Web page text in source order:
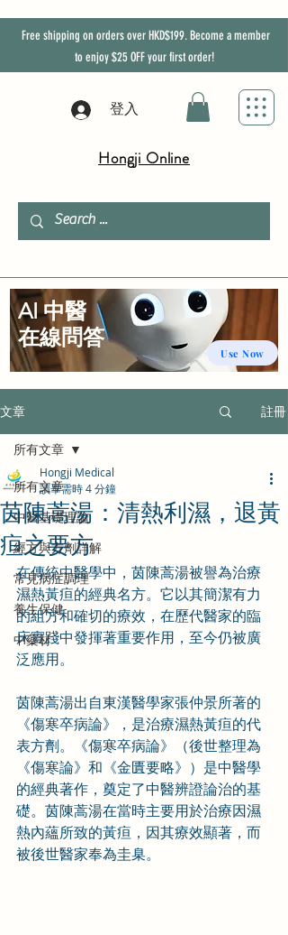
Free shipping on orders over HKD$199. Become a member
to enjoy$25 OFFyour first order!
登入
Hongji Online
文章 註冊
所有文章
中醫基礎理論
經方與方劑詳解
常見病症調理
養生保健
中藥材
所有文章
茵陳蒿湯：清熱利濕，退黃
疸之要方
Hongji Medical
讀畢需時 4 分鐘
在傳統中醫學中，茵陳蒿湯被譽為治療
濕熱黃疸的經典名方。它以其簡潔有力
的組方和確切的療效，在歷代醫家的臨
床實踐中發揮著重要作用，至今仍被廣
泛應用。
茵陳蒿湯出自東漢醫學家張仲景所著的
《傷寒卒病論》，是治療濕熱黃疸的代
表方劑。《傷寒卒病論》（後世整理為
《傷寒論》和《金匱要略》）是中醫學
的經典著作，奠定了中醫辨證論治的基
礎。茵陳蒿湯在當時主要用於治療因濕
熱內蘊所致的黃疸，因其療效顯著，而
被後世醫家奉為圭臬。
Use Now
AI 中醫
​在線問答